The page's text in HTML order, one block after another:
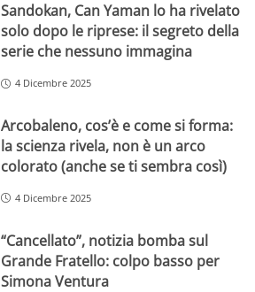
Sandokan, Can Yaman lo ha rivelato
solo dopo le riprese: il segreto della
serie che nessuno immagina
4 Dicembre 2025
Arcobaleno, cos’è e come si forma:
la scienza rivela, non è un arco
colorato (anche se ti sembra così)
4 Dicembre 2025
“Cancellato”, notizia bomba sul
Grande Fratello: colpo basso per
Simona Ventura